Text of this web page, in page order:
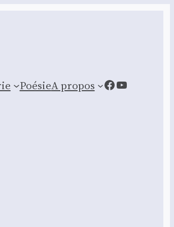
PoésieA propos Facebook
YouTube